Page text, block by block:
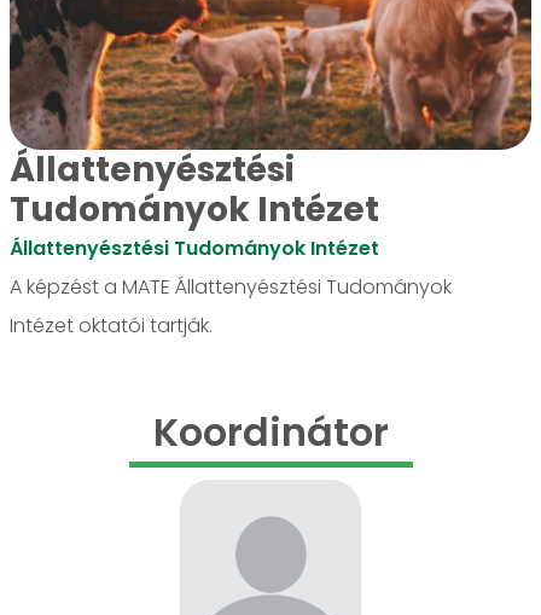
Állattenyésztési
Tudományok Intézet
Állattenyésztési Tudományok Intézet
A képzést a MATE Állattenyésztési Tudományok
Intézet oktatói tartják.
Koordinátor